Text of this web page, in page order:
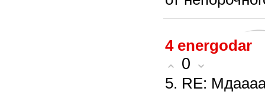
4 energodar
0
5. RE: